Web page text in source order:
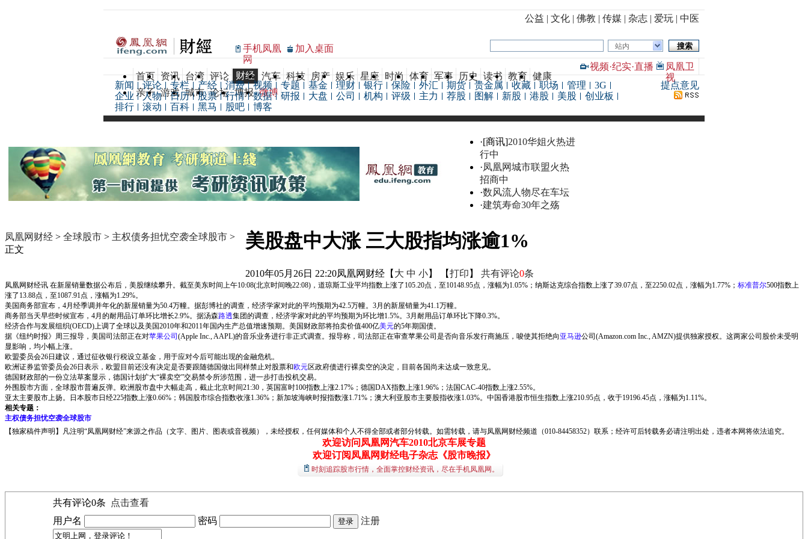
公益 | 文化 | 佛教 | 传媒 | 杂志 | 爱玩 | 中医
手机凤凰
网
加入桌面 站内
首页 资讯 台湾 评论 财经 汽车 科技 房产 娱乐 星座 时尚 体育 军事 历史 读书 教育 健康
亲子 游戏 城市 论坛 博报 微博
视频·纪实·直播
凤凰卫
视
新闻 评论 专栏 产经 消费 视频 专题 基金 理财 银行 保险 外汇 期货 贵金属 收藏 职场 管理
3G
企业
人物 日历 股票 行情 数据 研报 大盘 公司 机构 评级 主力 荐股 图解 新股 港股 美股
创业板
排行
滚动 百科 黑马 股吧 博客
提点意见
·[商讯]2010华姐火热进
行中
·凤凰网城市联盟火热
招商中
·数风流人物尽在车坛
·建筑寿命30年之殇
凤凰网财经 > 全球股市 > 主权债务担忧空袭全球股市 >
正文
美股盘中大涨 三大股指均涨逾1%
2010年05月26日 22:20凤凰网财经 【 大 中 小】 【打印 】 共有评论0条
凤凰网财经讯 在新屋销量数据公布后，美股继续攀升。截至美东时间上午10:08(北京时间晚22:08)，道琼斯工业平均指数上涨了105.20点，至10148.95点，涨幅为1.05%；纳斯达克综合指数上涨了39.07点，至2250.02点，涨幅为1.77%； 标准普尔500指数上
涨了13.88点，至1087.91点，涨幅为1.29%。
美国商务部宣布，4月经季调并年化的新屋销量为50.4万幢。据彭博社的调查，经济学家对此的平均预期为42.5万幢。3月的新屋销量为41.1万幢。
商务部当天早些时候宣布，4月的耐用品订单环比增长2.9%。据汤森路透集团的调查，经济学家对此的平均预期为环比增1.5%。3月耐用品订单环比下降0.3%。
经济合作与发展组织(OECD)上调了全球以及美国2010年和2011年国内生产总值增速预期。美国财政部将拍卖价值400亿美元的5年期国债。
据《纽约时报》周三报导，美国司法部正在对苹果公司(Apple Inc., AAPL)的音乐业务进行非正式调查。报导称，司法部正在审查苹果公司是否向音乐发行商施压，唆使其拒绝向 亚马逊公司(Amazon.com Inc., AMZN)提供独家授权。这两家公司股价未受明
显影响，均小幅上涨。
欧盟委员会26日建议，通过征收银行税设立基金，用于应对今后可能出现的金融危机。
欧洲证券监管委员会26日表示，欧盟目前还没有决定是否要跟随德国做出同样禁止对股票和欧元区政府债进行裸卖空的决定，目前各国尚未达成一致意见。
德国财政部的一份立法草案显示，德国计划扩大“裸卖空”交易禁令所涉范围，进一步打击投机交易。
外围股市方面，全球股市普遍反弹。欧洲股市盘中大幅走高，截止北京时间21:30，英国富时100指数上涨2.17%；德国DAX指数上涨1.96%；法国CAC-40指数上涨2.55%。
亚太主要股市上扬。日本股市日经225指数上涨0.66%；韩国股市综合指数收涨1.36%；新加坡海峡时报指数涨1.71%；澳大利亚股市主要股指收涨1.03%。中国香港股市恒生指数上涨210.95点，收于19196.45点，涨幅为1.11%。
相关专题：
主权债务担忧空袭全球股市
【独家稿件声明】凡注明“凤凰网财经”来源之作品（文字、图片、图表或音视频），未经授权，任何媒体和个人不得全部或者部分转载。如需转载，请与凤凰网财经频道（010-84458352）联系；经许可后转载务必请注明出处，违者本网将依法追究。
欢迎访问凤凰网汽车2010北京车展专题
欢迎订阅凤凰网财经电子杂志《股市晚报》
时刻追踪股市行情，全面掌控财经资讯，尽在手机凤凰网。
共有评论0条
点击查看
用户名
密码 注册